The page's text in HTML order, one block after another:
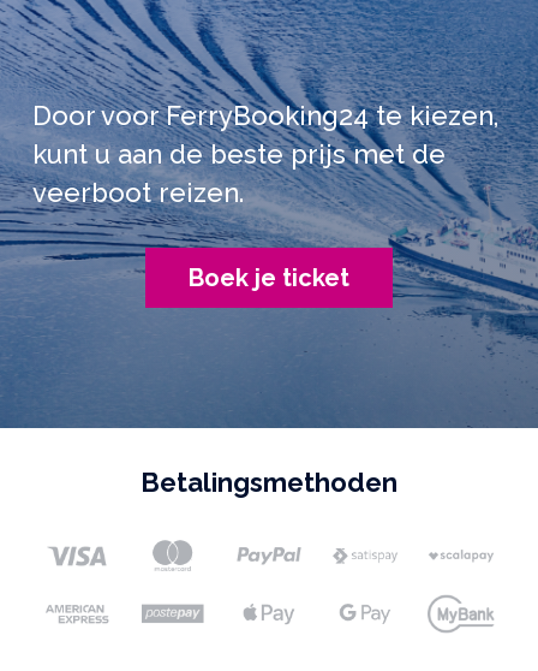
Door voor FerryBooking24 te kiezen,
kunt u aan de beste prijs met de
veerboot reizen.
Boek je ticket
Betalingsmethoden